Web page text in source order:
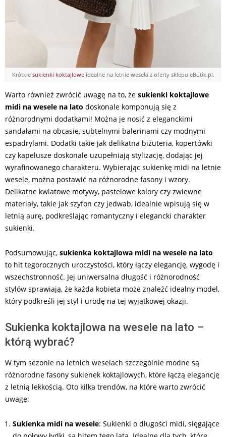
Krótkie sukienki koktajloweidealne na letnie wesela z oferty sklepu eButik.pl.
Warto również zwrócić uwagę na to, że sukienki koktajlowe
midi na wesele na lato doskonale komponują się z
różnorodnymi dodatkami! Można je nosić z eleganckimi
sandałami na obcasie, subtelnymi balerinami czy modnymi
espadrylami. Dodatki takie jak delikatna biżuteria, kopertówki
czy kapelusze doskonale uzupełniają stylizację, dodając jej
wyrafinowanego charakteru. Wybierając sukienkę midi na letnie
wesele, można postawić na różnorodne fasony i wzory.
Delikatne kwiatowe motywy, pastelowe kolory czy zwiewne
materiały, takie jak szyfon czy jedwab, idealnie wpisują się w
letnią aurę, podkreślając romantyczny i elegancki charakter
sukienki.
Podsumowując, sukienka koktajlowa midi na wesele na lato
to hit tegorocznych uroczystości, który łączy elegancję, wygodę i
wszechstronność. Jej uniwersalna długość i różnorodność
stylów sprawiają, że każda kobieta może znaleźć idealny model,
który podkreśli jej styl i urodę na tej wyjątkowej okazji.
Sukienka koktajlowa na wesele na lato –
którą wybrać?
W tym sezonie na letnich weselach szczególnie modne są
różnorodne fasony sukienek koktajlowych, które łączą elegancję
z letnią lekkością. Oto kilka trendów, na które warto zwrócić
uwagę:
Sukienka midi na wesele: Sukienki o długości midi, sięgające